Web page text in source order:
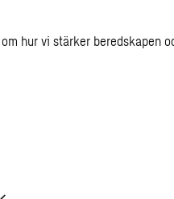
hur vi stärker beredskapen